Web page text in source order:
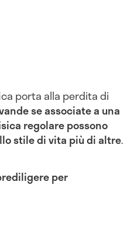
porta alla perdita di
se associate a una
regolare possono
stile di vita più di altre.
per